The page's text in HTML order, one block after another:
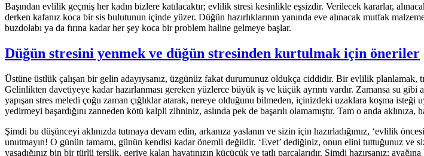
Başından evlilik geçmiş her kadın bizlere katılacaktır; evlilik stresi kesinlikle eşsizdir. Verilecek kararlar,
derken kafanız koca bir sis bulutunun içinde yüzer. Düğün hazırlıklarının yanında eve alınacak mutfak
buzdolabı ya da fırına kadar her şey koca bir problem haline gelmeye başlar.
Düğün stresini yenmek ve düğün stresinden kurtulmak için öneriler
Üstüne üstlük çalışan bir gelin adayıysanız, üzgünüz fakat durumunuz oldukça ciddidir. Bir evlilik planlamak,
Gelinlikten davetiyeye kadar hazırlanması gereken yüzlerce büyük iş ve küçük ayrıntı vardır. Zamansa su gibi
yapışan stres meledi çoğu zaman çığlıklar atarak, nereye olduğunu bilmeden, içinizdeki uzaklara koşma isteği
yedirmeyi başardığını zanneden kötü kalpli zihniniz, aslında pek de başarılı olamamıştır. Tam o anda aklınıza,
Şimdi bu düşünceyi aklınızda tutmaya devam edin, arkanıza yaslanın ve sizin için hazırladığımız, ‘evlilik
unutmayın! O günün tamamı, günün kendisi kadar önemli değildir. ‘Evet’ dediğiniz, onun elini tuttuğunuz ve
yaşadığınız bin bir türlü terslik, geriye kalan hayatınızın küçücük ve tatlı parçalarıdır. Şimdi hazırsanız;